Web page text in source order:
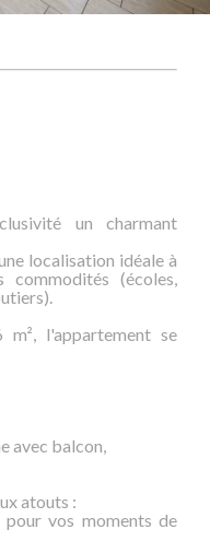
un charmant
localisation idéale à
(écoles,
l'appartement se
avec balcon,
atouts :
vos moments de